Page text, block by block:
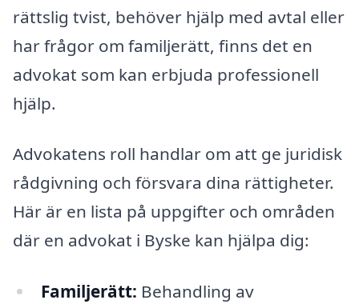
rättslig tvist, behöver hjälp med avtal eller
har frågor om familjerätt, finns det en
advokat som kan erbjuda professionell
hjälp.
Advokatens roll handlar om att ge juridisk
rådgivning och försvara dina rättigheter.
Här är en lista på uppgifter och områden
där en advokat i Byske kan hjälpa dig:
Familjerätt: Behandling av